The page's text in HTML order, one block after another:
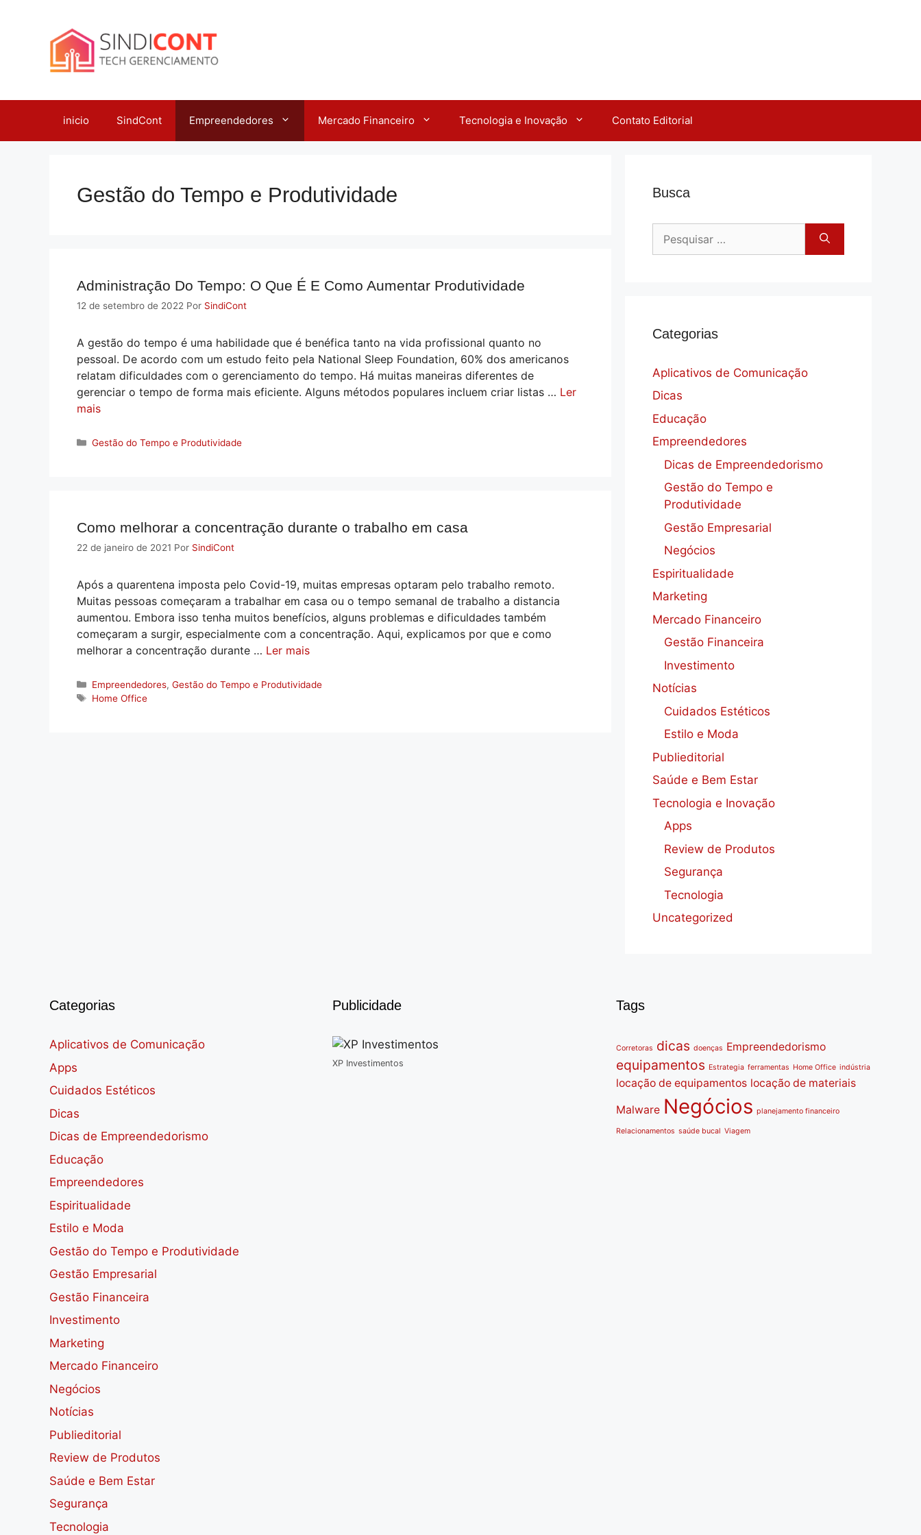
inicio SindCont Empreendedores Mercado Financeiro Tecnologia e Inovação Contato Editorial
Gestão do Tempo e Produtividade
Administração Do Tempo: O Que É E Como Aumentar Produtividade
12 de setembro de 2022 Por SindiCont
A gestão do tempo é uma habilidade que é benéfica tanto na vida profissional quanto no
pessoal. De acordo com um estudo feito pela National Sleep Foundation, 60% dos americanos
relatam dificuldades com o gerenciamento do tempo. Há muitas maneiras diferentes de
gerenciar o tempo de forma mais eficiente. Alguns métodos populares incluem criar listas … Ler
mais
Categorias
Gestão do Tempo e Produtividade
Como melhorar a concentração durante o trabalho em casa
22 de janeiro de 2021 Por SindiCont
Após a quarentena imposta pelo Covid-19, muitas empresas optaram pelo trabalho remoto.
Muitas pessoas começaram a trabalhar em casa ou o tempo semanal de trabalho a distancia
aumentou. Embora isso tenha muitos benefícios, alguns problemas e dificuldades também
começaram a surgir, especialmente com a concentração. Aqui, explicamos por que e como
melhorar a concentração durante … Ler mais
Categorias
Empreendedores, Gestão do Tempo e Produtividade
Tags
Home Office
Busca
por:
Categorias
Aplicativos de Comunicação
Dicas
Educação
Empreendedores
Dicas de Empreendedorismo
Gestão do Tempo e
Produtividade
Gestão Empresarial
Negócios
Espiritualidade
Marketing
Mercado Financeiro
Gestão Financeira
Investimento
Notícias
Cuidados Estéticos
Estilo e Moda
Publieditorial
Saúde e Bem Estar
Tecnologia e Inovação
Apps
Review de Produtos
Segurança
Tecnologia
Uncategorized
Categorias
Aplicativos de Comunicação
Apps
Cuidados Estéticos
Dicas
Dicas de Empreendedorismo
Educação
Empreendedores
Espiritualidade
Estilo e Moda
Gestão do Tempo e Produtividade
Gestão Empresarial
Gestão Financeira
Investimento
Marketing
Mercado Financeiro
Negócios
Notícias
Publieditorial
Review de Produtos
Saúde e Bem Estar
Segurança
Tecnologia
Publicidade
XP Investimentos
Tags
Corretoras dicas doenças Empreendedorismo
equipamentos Estrategia ferramentas Home Office indústria
locação de equipamentos locação de materiais
Malware Negócios planejamento financeiro
Relacionamentos saúde bucal Viagem